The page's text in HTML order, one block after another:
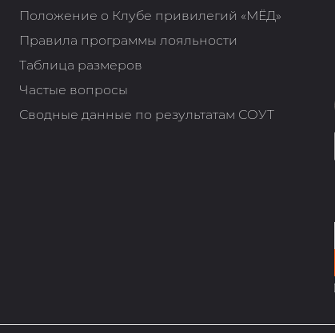
Положение о Клубе привилегий «МЁД»
Правила программы лояльности
Таблица размеров
Частые вопросы
Сводные данные по результатам СОУТ